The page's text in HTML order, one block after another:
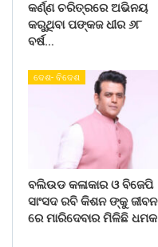
କର୍ଣ୍ଣ ଚରିତ୍ରରେ ଅଭିନୟ
କରୁଥିବା ପଙ୍କଜ ଧୀର ୬୮
ବର୍ଷ…
ଦେଶ- ବିଦେଶ
ବଲିଉଡ କଳାକାର ଓ ବିଜେପି
ସାଂସଦ ରବି କିଶନ ଙ୍କୁ ଜୀବନ
ରେ ମାରିଦେବାର ମିଳିଛି ଧମକ